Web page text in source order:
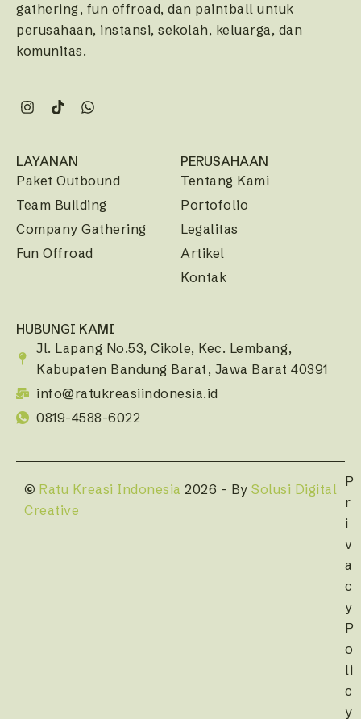
gathering, fun offroad, dan paintball untuk
perusahaan, instansi, sekolah, keluarga, dan
komunitas.
LAYANAN
Paket Outbound
Team Building
Company Gathering
Fun Offroad
PERUSAHAAN
Tentang Kami
Portofolio
Legalitas
Artikel
Kontak
HUBUNGI KAMI
Jl. Lapang No.53, Cikole, Kec. Lembang,
Kabupaten Bandung Barat, Jawa Barat 40391
info@ratukreasiindonesia.id
0819-4588-6022
© Ratu Kreasi Indonesia 2026 – By Solusi Digital
Creative
P
r
i
v
a
c
y
P
o
li
c
y